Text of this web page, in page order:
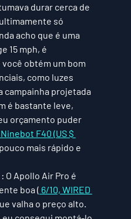
durar cerca de
só
acho que é uma
15 mph, é
obtém um bom
como luzes
campainha projetada
é bastante leve,
orçamento puder
Ninebot F40 (US $
mais rápido e
O Apollo Air Pro é
boa ( 6/10, WIRED
valha o preço alto.